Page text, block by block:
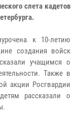
слета кадетов
к 10-летию
создания войск
учащимся о
Также в
акции Росгвардии
рассказали о